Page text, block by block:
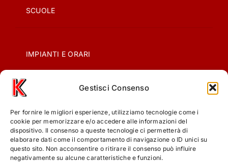
Gestisci Consenso
Per fornire le migliori esperienze, utilizziamo tecnologie come i
cookie per memorizzare e/o accedere alle informazioni del
dispositivo. Il consenso a queste tecnologie ci permetterà di
elaborare dati come il comportamento di navigazione o ID unici su
questo sito. Non acconsentire o ritirare il consenso può influire
negativamente su alcune caratteristiche e funzioni.
SCUOLE
IMPIANTI E ORARI
PRIVACY
COOKIE POLICY (UE)